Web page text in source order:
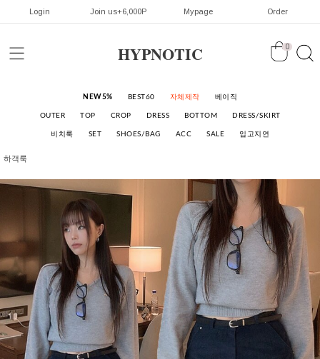
Login Join us+6,000P Mypage Order
HYPNOTIC 0
NEW5% BEST60 자체제작 베이직
OUTER TOP CROP DRESS BOTTOM DRESS/SKIRT
비치룩 SET SHOES/BAG ACC SALE 입고지연
하객룩